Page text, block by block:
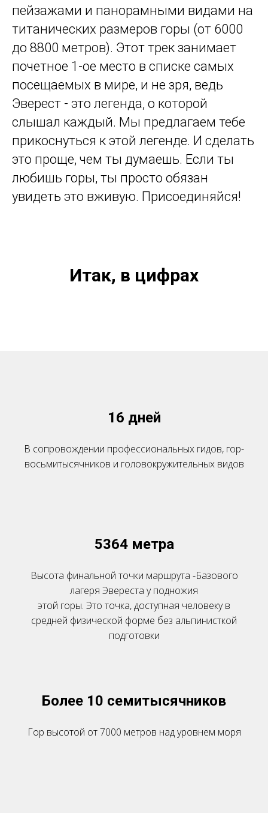
пейзажами и панорамными видами на
титанических размеров горы (от 6000
до 8800 метров). Этот трек занимает
почетное 1-ое место в списке самых
посещаемых в мире, и не зря, ведь
Эверест - это легенда, о которой
слышал каждый. Мы предлагаем тебе
прикоснуться к этой легенде. И сделать
это проще, чем ты думаешь. Если ты
любишь горы, ты просто обязан
увидеть это вживую. Присоединяйся!
Итак, в цифрах
16 дней
В сопровождении профессиональных гидов, гор-
восьмитысячников и головокружительных видов
5364 метра
Высота финальной точки маршрута -Базового
лагеря Эвереста у подножия
этой горы. Это точка, доступная человеку в
средней физической форме без альпинисткой
подготовки
Более 10 семитысячников
Гор высотой от 7000 метров над уровнем моря